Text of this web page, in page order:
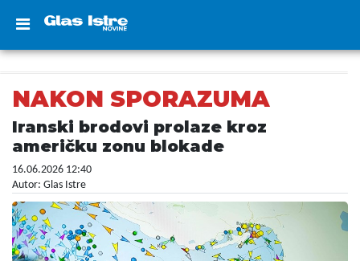
NAKON SPORAZUMA
Iranski brodovi prolaze kroz
američku zonu blokade
16.06.2026 12:40
Autor: Glas Istre